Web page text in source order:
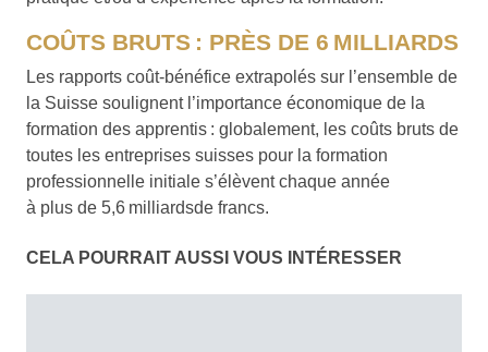
COÛTS BRUTS : PRÈS DE 6 MILLIARDS
Les rapports coût-bénéfice extrapolés sur l’ensemble de
la Suisse soulignent l’importance économique de la
formation des apprentis : globalement, les coûts bruts de
toutes les entreprises suisses pour la formation
professionnelle initiale s’élèvent chaque année
à plus de 5,6 milliardsde francs.
CELA POURRAIT AUSSI VOUS INTÉRESSER